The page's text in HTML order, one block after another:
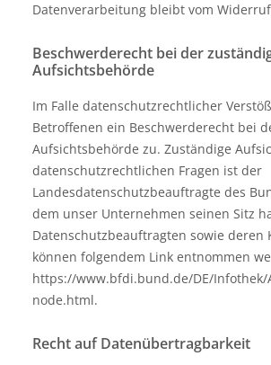
Datenverarbeitung bleibt vom
Beschwerderecht bei der
Aufsichtsbehörde
Im Falle datenschutzrechtlicher
Betroffenen ein Beschwerderecht bei
Aufsichtsbehörde zu. Zuständige
datenschutzrechtlichen Fragen ist der
Landesdatenschutzbeauftragte des
dem unser Unternehmen seinen Sitz
Datenschutzbeauftragten sowie deren
können folgendem Link entnommen
https://www.bfdi.bund.de/DE/
node.html.
Recht auf Datenübertragbarkeit